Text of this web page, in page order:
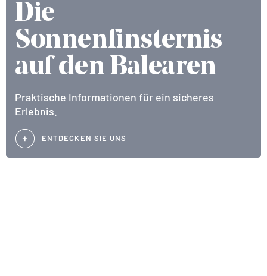
Die
Sonnenfinsternis
auf den Balearen
Praktische Informationen für ein sicheres
Erlebnis.
ENTDECKEN SIE UNS